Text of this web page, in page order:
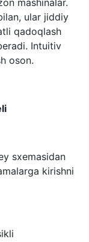
mashinalar.
ular jiddiy
qadoqlash
Intuitiv
oson.
sxemasidan
kirishni